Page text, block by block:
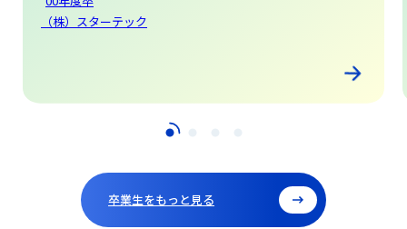
松本靖雄さん
卒業生をもっと見る